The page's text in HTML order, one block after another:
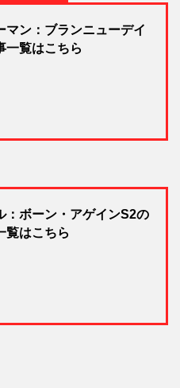
マン：ブランニューデイ
一覧はこちら
：ボーン・アゲインS2の
覧はこちら